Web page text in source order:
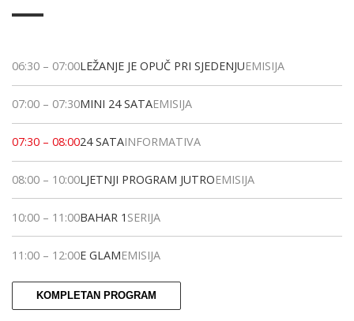
06:30 – 07:00LEŽANJE JE OPUČ PRI SJEDENJUEMISIJA
07:00 – 07:30MINI 24 SATAEMISIJA
07:30 – 08:0024 SATAINFORMATIVA
08:00 – 10:00LJETNJI PROGRAM JUTROEMISIJA
10:00 – 11:00BAHAR 1 SERIJA
11:00 – 12:00E GLAMEMISIJA
KOMPLETAN PROGRAM